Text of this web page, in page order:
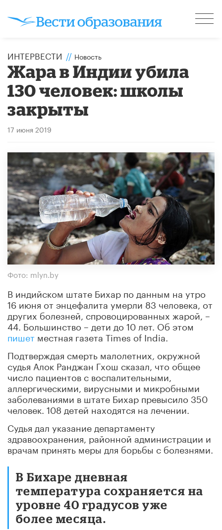
ИНТЕРВЕСТИ // Новость
Жара в Индии убила
130 человек: школы
закрыты
17 июня 2019
Фото: mlyn.by
В индийском штате Бихар по данным на утро
16 июня от энцефалита умерли 83 человека, от
других болезней, спровоцированных жарой, –
44. Большинство – дети до 10 лет. Об этом
пишет местная газета Times of India.
Подтверждая смерть малолетних, окружной
судья Алок Ранджан Гхош сказал, что общее
число пациентов с воспалительными,
аллергическими, вирусными и микробными
заболеваниями в штате Бихар превысило 350
человек. 108 детей находятся на лечении.
Судья дал указание департаменту
здравоохранения, районной администрации и
врачам принять меры для борьбы с болезнями.
В Бихаре дневная
температура сохраняется на
уровне 40 градусов уже
более месяца.